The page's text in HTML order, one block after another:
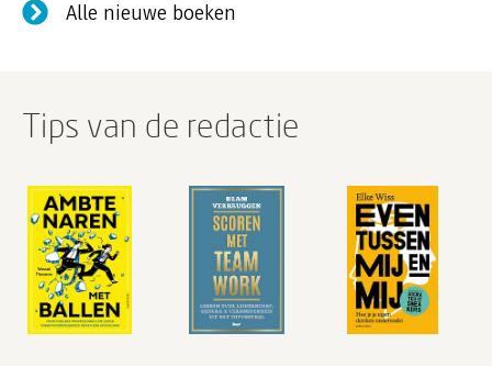
Alle nieuwe boeken
Tips van de redactie